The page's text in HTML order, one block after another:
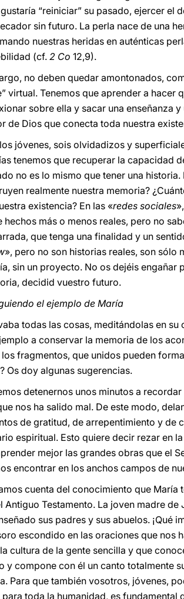
“reiniciar” su pasado, ejercer
sin futuro. La perla nace de una
nuestras heridas en auténticas
(cf.2 Co 12,9).
no deben quedar amontonados,
virtual. Tenemos que aprender a hacer
sobre ella y sacar una enseñanza
de Dios que conecta toda nuestra
jóvenes, sois olvidadizos y
tenemos que recuperar la capacidad
no es lo mismo que tener una
realmente nuestra memoria?
existencia? En las «redes sociales
más o menos reales, pero no
que tenga una finalidad y un
», pero no son historias reales, son sólo
sin un proyecto. No os dejéis engañar
decidid vuestro futuro.
el ejemplo de María
todas las cosas, meditándolas en su
a conservar la memoria de los
fragmentos, que unidos pueden
Os doy algunas sugerencias.
detenernos unos minutos a
nos ha salido mal. De este modo,
de gratitud, de arrepentimiento y de
espiritual. Esto quiere decir rezar en
mejor las grandes obras que el
encontrar en los anchos campos de
cuenta del conocimiento que María
Antiguo Testamento. La joven madre
sus padres y sus abuelos. ¡Qué
escondido en las oraciones que nos
cultura de la gente sencilla y que
y compone con él un canto totalmente
Para que también vosotros, jóvenes,
toda la humanidad, es